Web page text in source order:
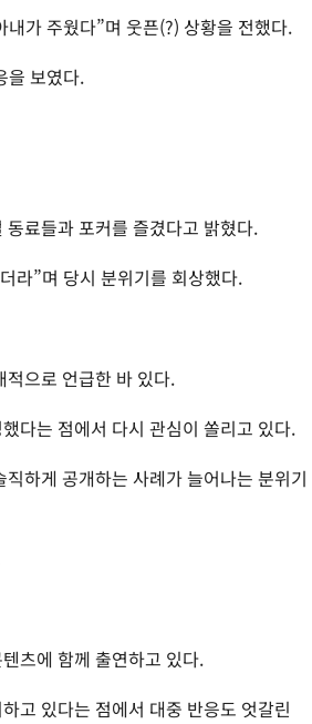
가 주웠다”며 웃픈(?) 상황을 전했다.
을 보였다.
료들과 포커를 즐겼다고 밝혔다.
라”며 당시 분위기를 회상했다.
으로 언급한 바 있다.
다는 점에서 다시 관심이 쏠리고 있다.
하게 공개하는 사례가 늘어나는 분위기
츠에 함께 출연하고 있다.
고 있다는 점에서 대중 반응도 엇갈린